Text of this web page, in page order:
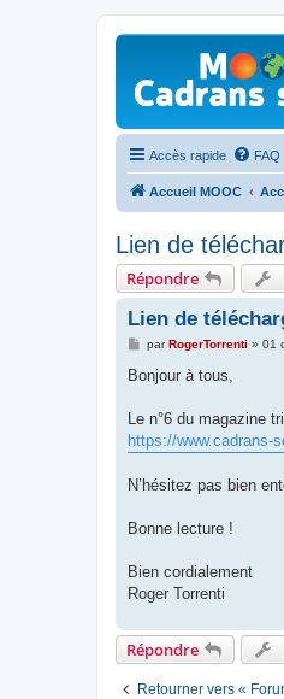
Accès rapide FAQ
Accueil MOOC
Lien de
Répondre
Lien de
M
s
g
parRogerTorrenti » 01
Bonjour à tous,
Le n°6 du magazine
https://www.cadrans-
N’hésitez pas bien
Bonne lecture !
Bien cordialement
Roger Torrenti
Répondre
Retourner vers «